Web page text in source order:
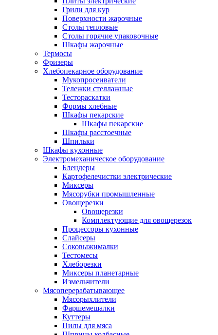
Грили для кур
Поверхности жарочные
Столы тепловые
Столы горячие упаковочные
Шкафы жарочные
Термосы
Фризеры
Хлебопекарное оборудование
Мукопросеиватели
Тележки стеллажные
Тестораскатки
Формы хлебные
Шкафы пекарские
Шкафы пекарские
Шкафы расстоечные
Шпильки
Шкафы кухонные
Электромеханическое оборудование
Блендеры
Картофелечистки электрические
Миксеры
Мясорубки промышленные
Овощерезки
Овощерезки
Комплектующие для овощерезок
Процессоры кухонные
Слайсеры
Соковыжималки
Тестомесы
Хлеборезки
Миксеры планетарные
Измельчители
Мясоперерабатывающее
Мясорыхлители
Фаршемешалки
Куттеры
Пилы для мяса